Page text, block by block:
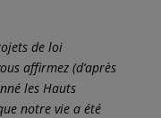
de loi
affirmez (d’après
les Hauts
notre vie a été